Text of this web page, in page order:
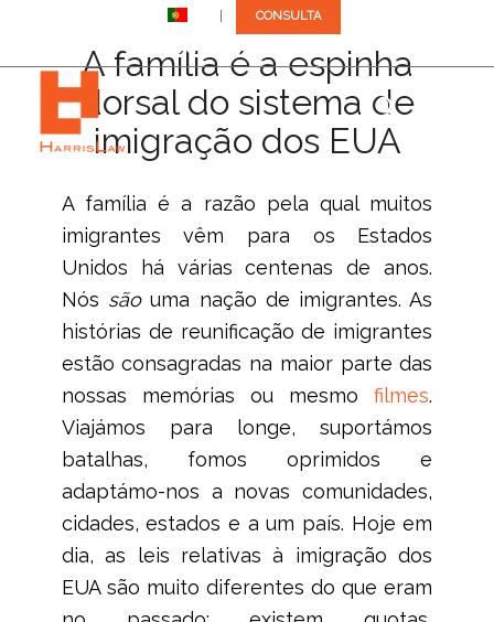
CONSULTA
Telefona-nos: +1 (305) 792-8677
A família é a espinha
dorsal do sistema de
imigração dos EUA
A família é a razão pela qual muitos
imigrantes vêm para os Estados
Unidos há várias centenas de anos.
Nós sãouma nação de imigrantes. As
histórias de reunificação de imigrantes
estão consagradas na maior parte das
nossas memórias ou mesmofilmes.
Viajámos para longe, suportámos
batalhas, fomos oprimidos e
adaptámo-nos a novas comunidades,
cidades, estados e a um país. Hoje em
dia, as leis relativas à imigração dos
EUA são muito diferentes do que eram